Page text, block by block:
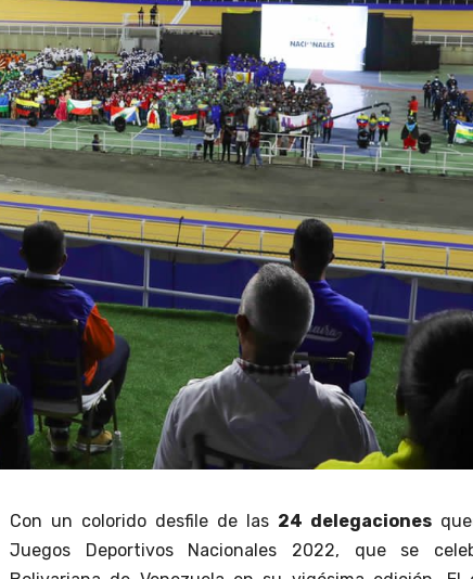
Con un colorido desfile de las 24 delegaciones
Juegos Deportivos Nacionales 2022, que se